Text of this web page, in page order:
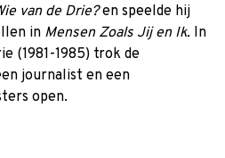
van de Drie?en speelde hij
in Mensen Zoals Jij en Ik. In
(1981-1985) trok de
journalist en een
open.